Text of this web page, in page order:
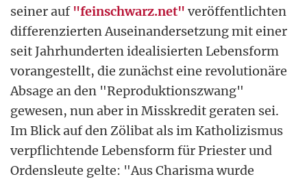
seiner auf "feinschwarz.net" veröffentlichten
differenzierten Auseinandersetzung mit einer
seit Jahrhunderten idealisierten Lebensform
vorangestellt, die zunächst eine revolutionäre
Absage an den "Reproduktionszwang"
gewesen, nun aber in Misskredit geraten sei.
Im Blick auf den Zölibat als im Katholizismus
verpflichtende Lebensform für Priester und
Ordensleute gelte: "Aus Charisma wurde